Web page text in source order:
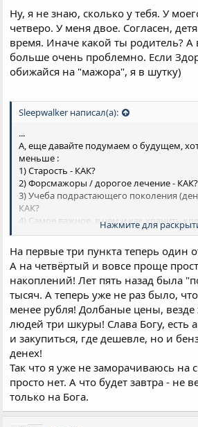
Ну, я не знаю, сколько у тебя. У
четверо. У меня двое. Согласен,
время. Иначе какой ты родитель? А
больше очень проблемно. Если
обижайся на "мажора", я в шутку)
Sleepwalker написал(а):
...
А, еще давайте подумаем о будущем,
меньше :
1) Старость - КАК?
2) Форсмажоры / дорогое лечение - КАК?
3) Учеба подрастающего поколения
КАК?
4) Самое важное, в чем и как хранить
если все сгорает с ужасающей
+ своя инфляция, если речь о валютах.
об акциях. Остаются металлы, такое
Если немного прикинуть на
последние волосы выдрать xD
Нажмите для
На первые три пункта теперь один
А на четвёртый и вовсе проще
накоплений! Лет пять назад была
тысяч. А теперь уже не раз было,
менее рубля! Долбаные цены, везде
людей три шкуры! Слава Богу, есть
и закупиться, где дешевле, но и
денех!
Так что я уже не заморачиваюсь на
просто нет. А что будет завтра - не
только на Бога.